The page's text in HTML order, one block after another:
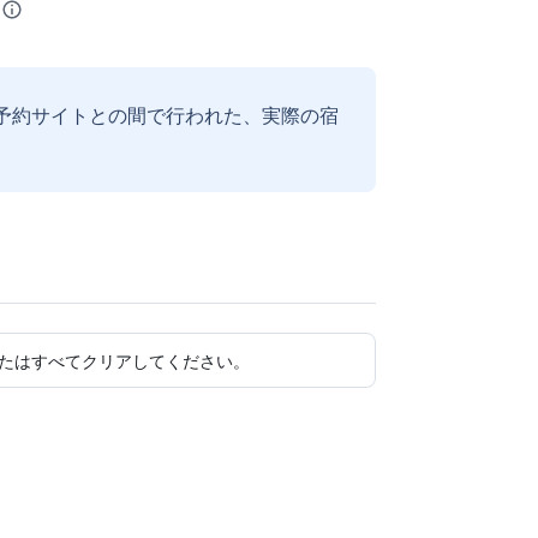
サイトとの間で行われた、実際の宿
すべてクリアしてください。